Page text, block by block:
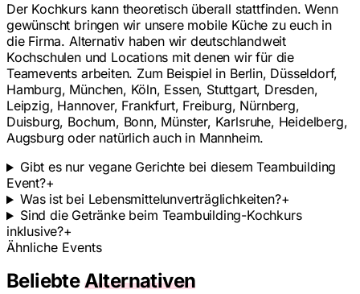
Der Kochkurs kann theoretisch überall stattfinden. Wenn
gewünscht bringen wir unsere mobile Küche zu euch in
die Firma. Alternativ haben wir deutschlandweit
Kochschulen und Locations mit denen wir für die
Teamevents arbeiten. Zum Beispiel in Berlin, Düsseldorf,
Hamburg, München, Köln, Essen, Stuttgart, Dresden,
Leipzig, Hannover, Frankfurt, Freiburg, Nürnberg,
Duisburg, Bochum, Bonn, Münster, Karlsruhe, Heidelberg,
Augsburg oder natürlich auch in Mannheim.
Gibt es nur vegane Gerichte bei diesem Teambuilding
Event?+
Was ist bei Lebensmittelunverträglichkeiten?+
Sind die Getränke beim Teambuilding-Kochkurs
inklusive?+
Ähnliche Events
BeliebteAlternativen